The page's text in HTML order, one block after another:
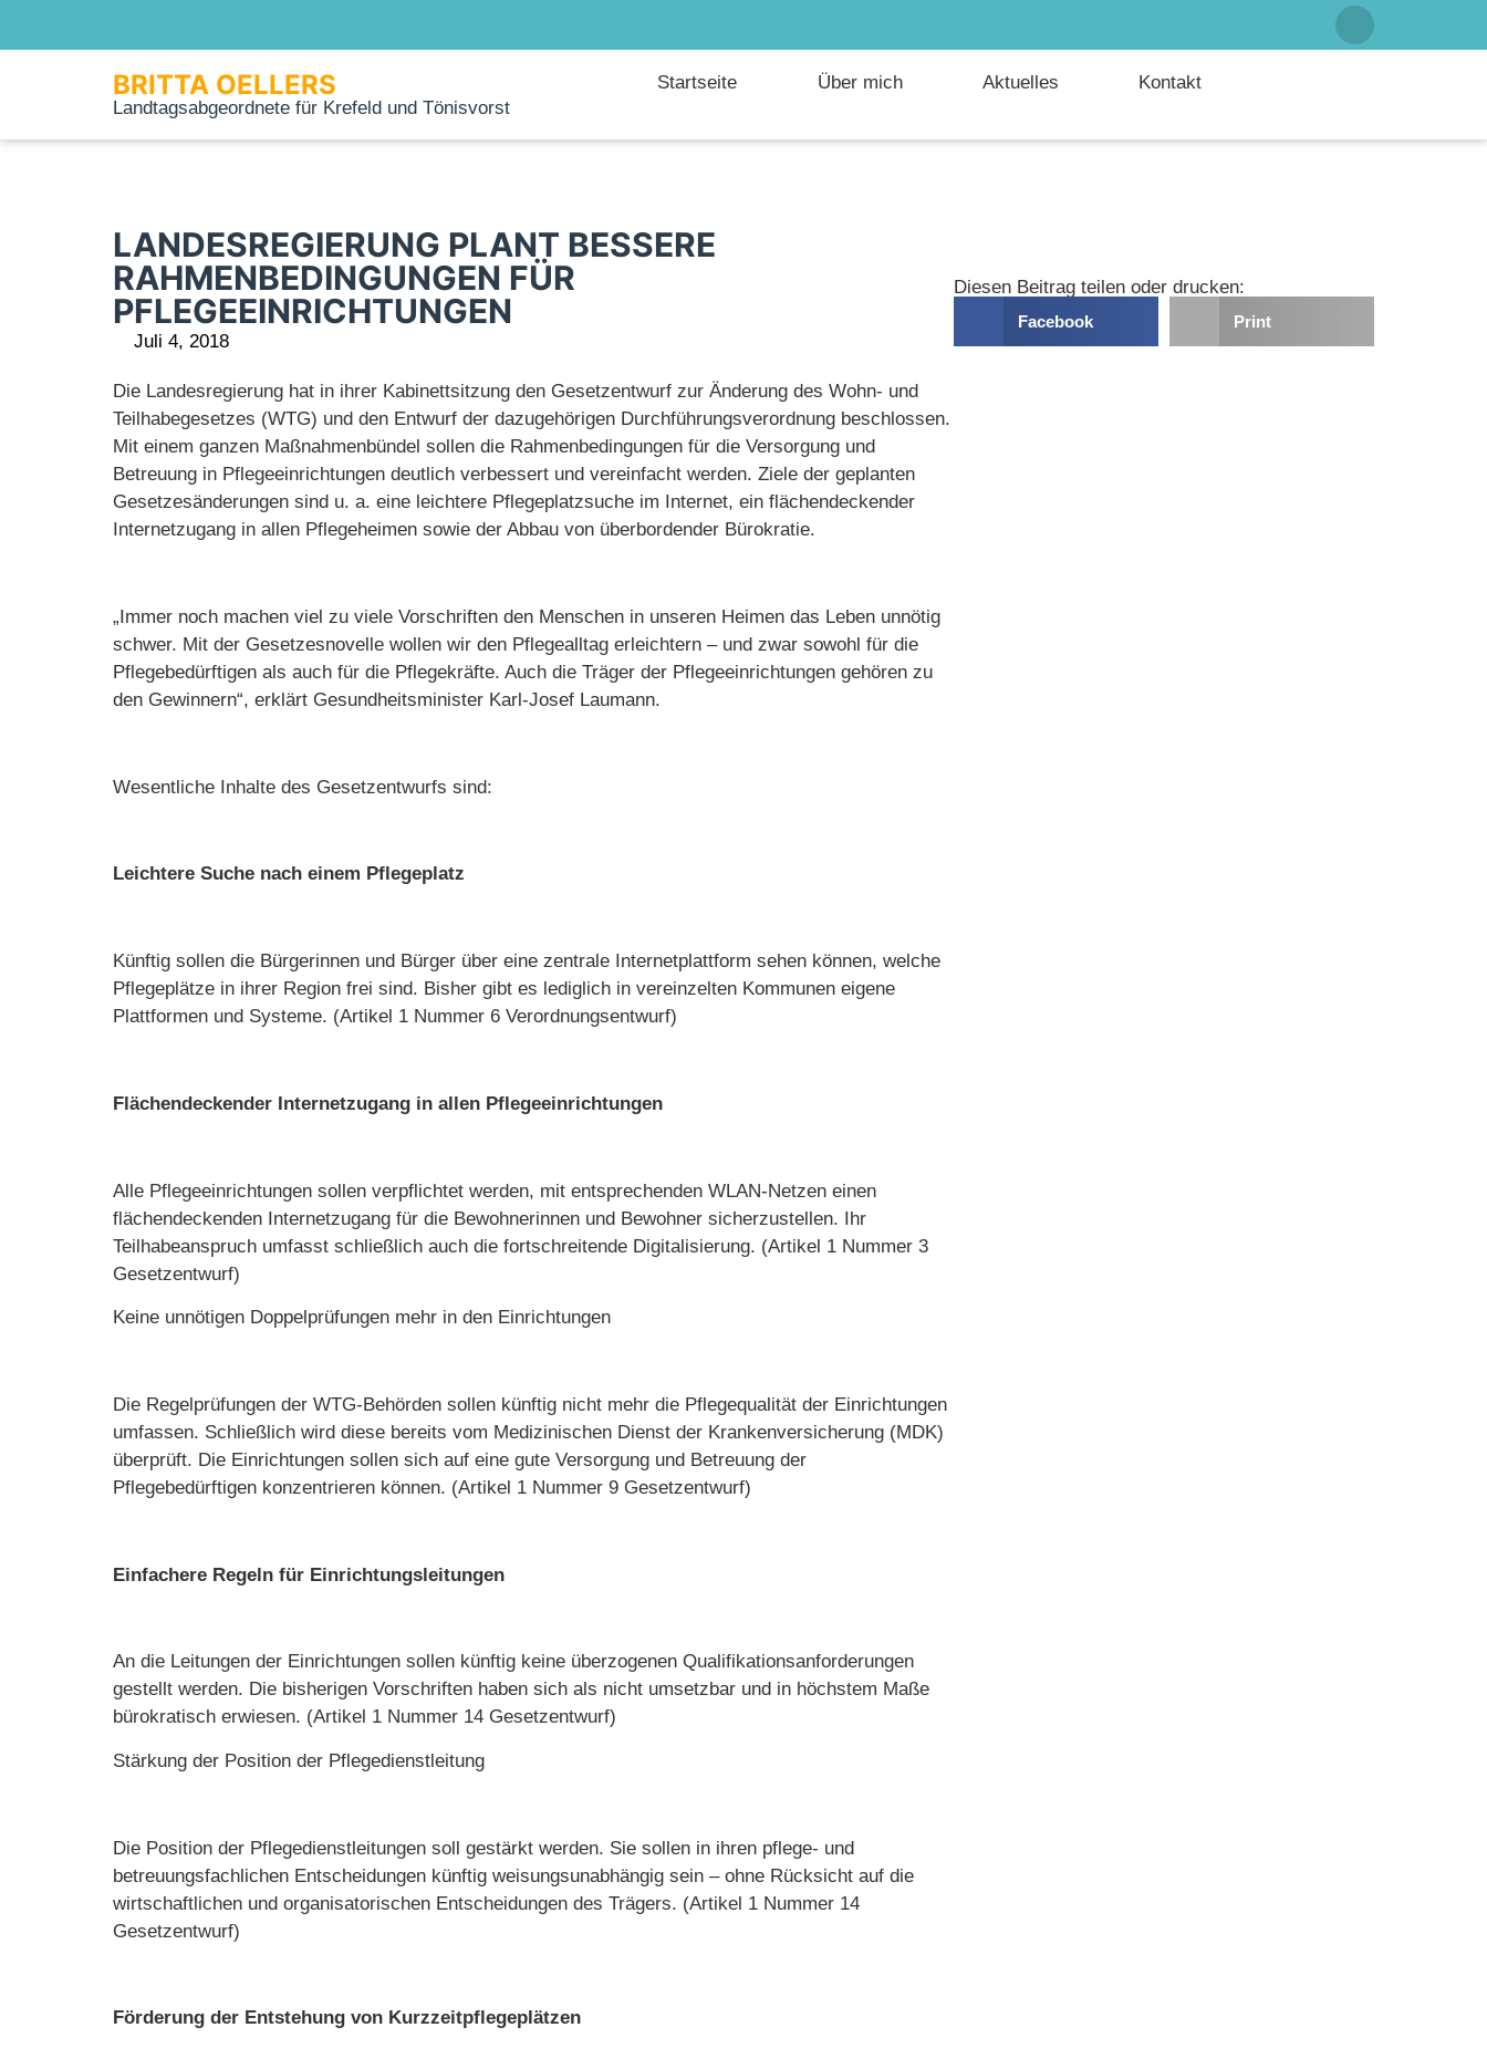
BRITTA OELLERS
Landtagsabgeordnete für Krefeld und Tönisvorst
Startseite Über mich Aktuelles Kontakt
LANDESREGIERUNG PLANT BESSERE
RAHMENBEDINGUNGEN FÜR
PFLEGEEINRICHTUNGEN
Juli 4, 2018
Die Landesregierung hat in ihrer Kabinettsitzung den Gesetzentwurf zur Änderung des Wohn- und
Teilhabegesetzes (WTG) und den Entwurf der dazugehörigen Durchführungsverordnung beschlossen.
Mit einem ganzen Maßnahmenbündel sollen die Rahmenbedingungen für die Versorgung und
Betreuung in Pflegeeinrichtungen deutlich verbessert und vereinfacht werden. Ziele der geplanten
Gesetzesänderungen sind u. a. eine leichtere Pflegeplatzsuche im Internet, ein flächendeckender
Internetzugang in allen Pflegeheimen sowie der Abbau von überbordender Bürokratie.
„Immer noch machen viel zu viele Vorschriften den Menschen in unseren Heimen das Leben unnötig
schwer. Mit der Gesetzesnovelle wollen wir den Pflegealltag erleichtern – und zwar sowohl für die
Pflegebedürftigen als auch für die Pflegekräfte. Auch die Träger der Pflegeeinrichtungen gehören zu
den Gewinnern“, erklärt Gesundheitsminister Karl-Josef Laumann.
Wesentliche Inhalte des Gesetzentwurfs sind:
Leichtere Suche nach einem Pflegeplatz
Künftig sollen die Bürgerinnen und Bürger über eine zentrale Internetplattform sehen können, welche
Pflegeplätze in ihrer Region frei sind. Bisher gibt es lediglich in vereinzelten Kommunen eigene
Plattformen und Systeme. (Artikel 1 Nummer 6 Verordnungsentwurf)
Flächendeckender Internetzugang in allen Pflegeeinrichtungen
Alle Pflegeeinrichtungen sollen verpflichtet werden, mit entsprechenden WLAN-Netzen einen
flächendeckenden Internetzugang für die Bewohnerinnen und Bewohner sicherzustellen. Ihr
Teilhabeanspruch umfasst schließlich auch die fortschreitende Digitalisierung. (Artikel 1 Nummer 3
Gesetzentwurf)
Keine unnötigen Doppelprüfungen mehr in den Einrichtungen
Die Regelprüfungen der WTG-Behörden sollen künftig nicht mehr die Pflegequalität der Einrichtungen
umfassen. Schließlich wird diese bereits vom Medizinischen Dienst der Krankenversicherung (MDK)
überprüft. Die Einrichtungen sollen sich auf eine gute Versorgung und Betreuung der
Pflegebedürftigen konzentrieren können. (Artikel 1 Nummer 9 Gesetzentwurf)
Einfachere Regeln für Einrichtungsleitungen
An die Leitungen der Einrichtungen sollen künftig keine überzogenen Qualifikationsanforderungen
gestellt werden. Die bisherigen Vorschriften haben sich als nicht umsetzbar und in höchstem Maße
bürokratisch erwiesen. (Artikel 1 Nummer 14 Gesetzentwurf)
Stärkung der Position der Pflegedienstleitung
Die Position der Pflegedienstleitungen soll gestärkt werden. Sie sollen in ihren pflege- und
betreuungsfachlichen Entscheidungen künftig weisungsunabhängig sein – ohne Rücksicht auf die
wirtschaftlichen und organisatorischen Entscheidungen des Trägers. (Artikel 1 Nummer 14
Gesetzentwurf)
Förderung der Entstehung von Kurzzeitpflegeplätzen
Diesen Beitrag teilen oder drucken:
Facebook Print